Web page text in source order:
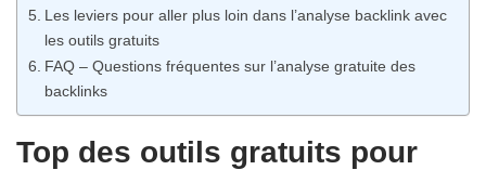
Les leviers pour aller plus loin dans l’analyse backlink avec
les outils gratuits
FAQ – Questions fréquentes sur l’analyse gratuite des
backlinks
Top des outils gratuits pour